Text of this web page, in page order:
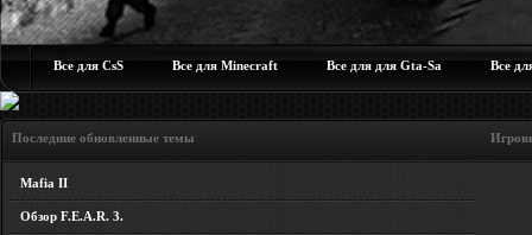
Все для CsS Все для Minecraft Все для для Gta-Sa Все
Последние обновленные темы Игровые
Mafia II
Обзор F.E.A.R. 3.